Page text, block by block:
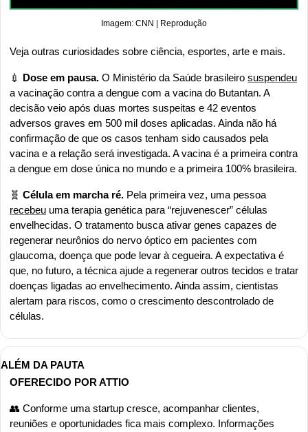
Imagem: CNN | Reprodução
Veja outras curiosidades sobre ciência, esportes, arte e mais.
💉 Dose em pausa. O Ministério da Saúde brasileiro suspendeu
a vacinação contra a dengue com a vacina do Butantan. A
decisão veio após duas mortes suspeitas e 42 eventos
adversos graves em 500 mil doses aplicadas. Ainda não há
confirmação de que os casos tenham sido causados pela
vacina e a relação será investigada. A vacina é a primeira contra
a dengue em dose única no mundo e a primeira 100% brasileira.
🧬 Célula em marcha ré.
recebeu uma terapia genética para “rejuvenescer” células
envelhecidas. O tratamento busca ativar genes capazes de
regenerar neurônios do nervo óptico em pacientes com
glaucoma, doença que pode levar à cegueira. A expectativa é
que, no futuro, a técnica ajude a regenerar outros tecidos e tratar
doenças ligadas ao envelhecimento. Ainda assim, cientistas
alertam para riscos, como o crescimento descontrolado de
células.
ALÉM DA PAUTA
OFERECIDO POR ATTIO
👥 Conforme uma startup cresce, acompanhar clientes,
reuniões e oportunidades fica mais complexo. Informações